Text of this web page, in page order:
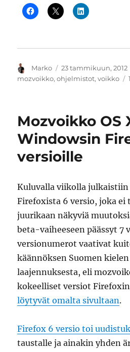
Kirjoittaja
Marko Julkaistu
23 tammikuun, 2012
mozvoikko,ohjelmistot,voikko
Mozvoikko OS
Windowsin
versioille
Kuluvalla viikolla
Firefoxista 6 versio, joka ei
juurikaan näkyviä
beta-vaiheeseen päässyt 7
versionumerot vaativat
käännöksen Suomen
laajennuksesta, eli
kokeelliset versiot
löytyvät omalta sivultaan.
Firefox 6 versio toi
taustalle ja ainakin yhden